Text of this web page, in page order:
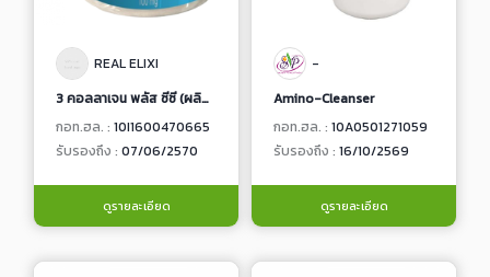
REAL ELIXI
3 คอลลาเจน พลัส ซีซี (ผลิตภัณฑ์เสริมอาหาร)
กอท.ฮล. : 10I1600470665
รับรองถึง : 07/06/2570
ดูรายละเอียด
-
Amino-Cleanser
กอท.ฮล. : 10A0501271059
รับรองถึง : 16/10/2569
ดูรายละเอียด